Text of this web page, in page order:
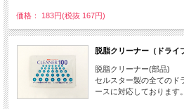
価格： 183円(税抜 167円)
脱脂クリーナー（ドライ
脱脂クリーナー(部品)
セルスター製の全てのド
ースに対応しております。